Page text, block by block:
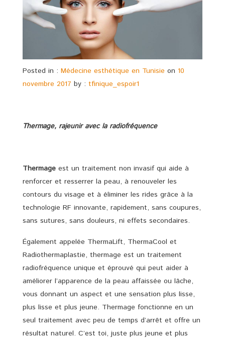
Posted in : Médecine esthétique en Tunisie on 10
novembre 2017 by : tfinique_espoir1
Thermage, rajeunir avec la radiofréquence
Thermage est un traitement non invasif qui aide à
renforcer et resserrer la peau, à renouveler les
contours du visage et à éliminer les rides grâce à la
technologie RF innovante, rapidement, sans coupures,
sans sutures, sans douleurs, ni effets secondaires.
Également appelée ThermaLift, ThermaCool et
Radiothermaplastie, thermage est un traitement
radiofréquence unique et éprouvé qui peut aider à
améliorer l’apparence de la peau affaissée ou lâche,
vous donnant un aspect et une sensation plus lisse,
plus lisse et plus jeune. Thermage fonctionne en un
seul traitement avec peu de temps d’arrêt et offre un
résultat naturel. C’est toi, juste plus jeune et plus